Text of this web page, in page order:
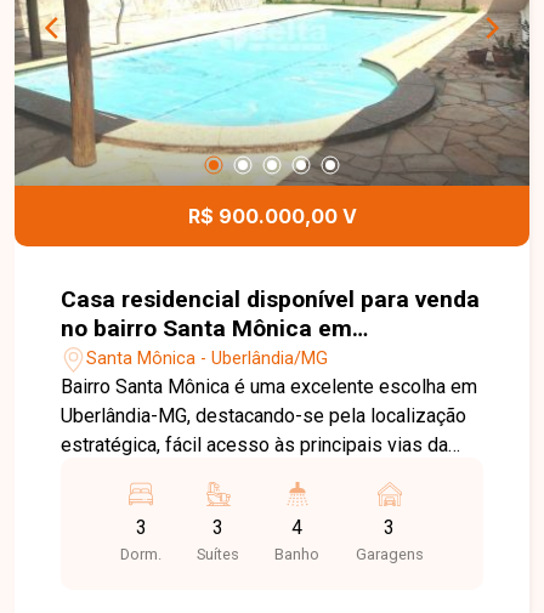
R$ 900.000,00 V
Casa residencial disponível para venda
no bairro Santa Mônica em
Uberlândia-MG
Santa Mônica - Uberlândia/MG
Bairro Santa Mônica é uma excelente escolha em
Uberlândia-MG, destacando-se pela localização
estratégica, fácil acesso às principais vias da
conforto e qualidade de vida. Casa com
aproximadamente 270 m² de área construída em
terreno de 360 m², sendo sala ampla com ar-
3
Dorm.
3
Suítes
4
Banho
3
Garagens